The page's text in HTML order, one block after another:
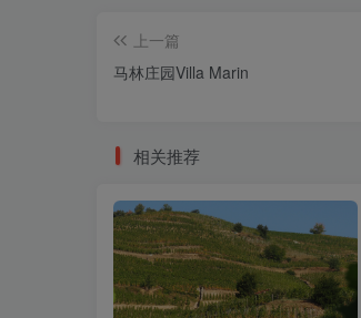
上一篇
马林庄园Villa Marin
相关推荐